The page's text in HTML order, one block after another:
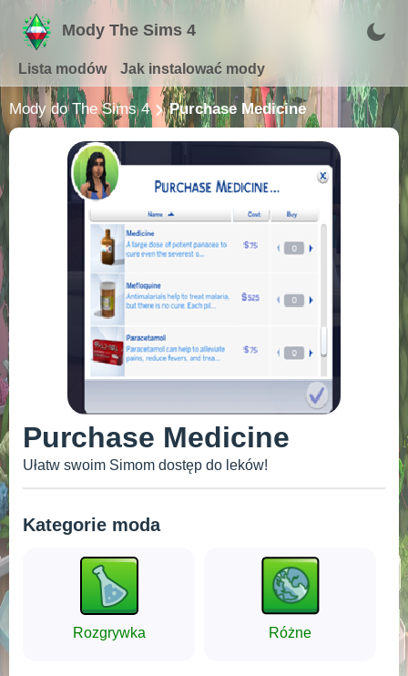
Mody The Sims 4
Lista modów Jak instalować mody
Mody do The Sims 4 Purchase Medicine
Purchase Medicine
Ułatw swoim Simom dostęp do leków!
Kategorie moda
Rozgrywka Różne